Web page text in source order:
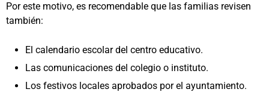
Por este motivo, es recomendable que las familias revisen
también:
El calendario escolar del centro educativo.
Las comunicaciones del colegio o instituto.
Los festivos locales aprobados por el ayuntamiento.